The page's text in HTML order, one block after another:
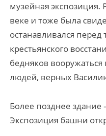
музейная экспозиция.
веке и тоже была
останавливался
крестьянского
бедняков
людей, верных
Более позднее
Экспозиция башни